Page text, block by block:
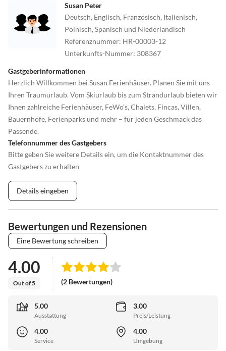
Susan Peter
Deutsch, Englisch, Französisch, Italienisch,
Polnisch, Spanisch und Niederländisch
Referenznummer: HR-00003-12
Unterkunfts-Nummer: 308367
Gastgeberinformationen
Herzlich Willkommen bei Susan Ferienhäuser. Planen Sie mit uns
Ihren Traumurlaub. Vom Skiurlaub bis zum Strandurlaub bieten wir
Ihnen zahlreiche Ferienhäuser, FeWo’s, Chalets, Fincas, Villen,
Bauernhöfe, Ferienparks und mehr – für jeden Geschmack das
Passende.
Telefonnummer des Gastgebers
Bitte geben Sie weitere Details ein, um die Kontaktnummer des
Gastgebers zu erhalten
Details eingeben
Bewertungen und Rezensionen
Eine Bewertung schreiben
4.00
Out of 5 (2 Bewertungen)
5.00
Ausstattung
3.00
Preis/Leistung
4.00
Service
4.00
Umgebung